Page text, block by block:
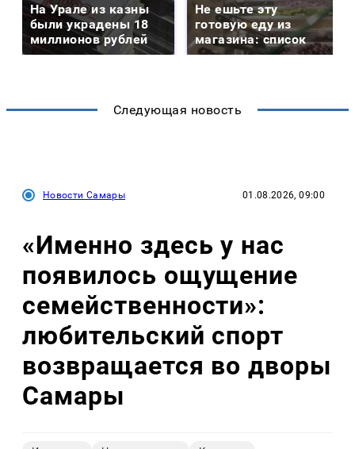
На Урале из казны
были украдены 18
миллионов рублей
Не ешьте эту
готовую еду из
магазина: список
Следующая новость
Новости Самары 01.08.2026, 09:00
«Именно здесь у нас
появилось ощущение
семейственности»:
любительский спорт
возвращается во дворы
Самары